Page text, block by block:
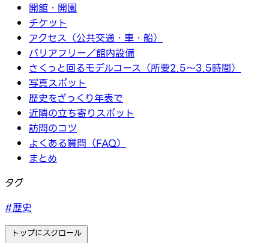
開館・開園
チケット
アクセス（公共交通・車・船）
バリアフリー／館内設備
さくっと回るモデルコース（所要2.5〜3.5時間）
写真スポット
歴史をざっくり年表で
近隣の立ち寄りスポット
訪問のコツ
よくある質問（FAQ）
まとめ
タグ
#歴史
トップにスクロール